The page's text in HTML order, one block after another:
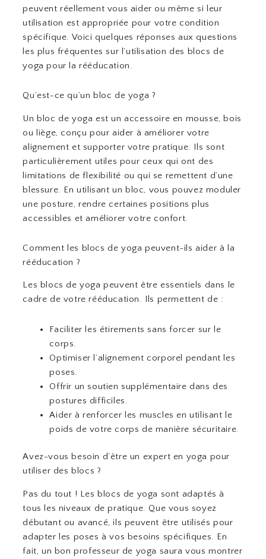
peuvent réellement vous aider ou même si leur
utilisation est appropriée pour votre condition
spécifique. Voici quelques réponses aux questions
les plus fréquentes sur l’utilisation des blocs de
yoga pour la rééducation.
Qu’est-ce qu’un bloc de yoga ?
Un bloc de yoga est un accessoire en mousse, bois
ou liège, conçu pour aider à améliorer votre
alignement et supporter votre pratique. Ils sont
particulièrement utiles pour ceux qui ont des
limitations de flexibilité ou qui se remettent d’une
blessure. En utilisant un bloc, vous pouvez moduler
une posture, rendre certaines positions plus
accessibles et améliorer votre confort.
Comment les blocs de yoga peuvent-ils aider à la
rééducation ?
Les blocs de yoga peuvent être essentiels dans le
cadre de votre rééducation. Ils permettent de :
Faciliter les étirements sans forcer sur le
corps.
Optimiser l’alignement corporel pendant les
poses.
Offrir un soutien supplémentaire dans des
postures difficiles.
Aider à renforcer les muscles en utilisant le
poids de votre corps de manière sécuritaire.
Avez-vous besoin d’être un expert en yoga pour
utiliser des blocs ?
Pas du tout ! Les blocs de yoga sont adaptés à
tous les niveaux de pratique. Que vous soyez
débutant ou avancé, ils peuvent être utilisés pour
adapter les poses à vos besoins spécifiques. En
fait, un bon professeur de yoga saura vous montrer